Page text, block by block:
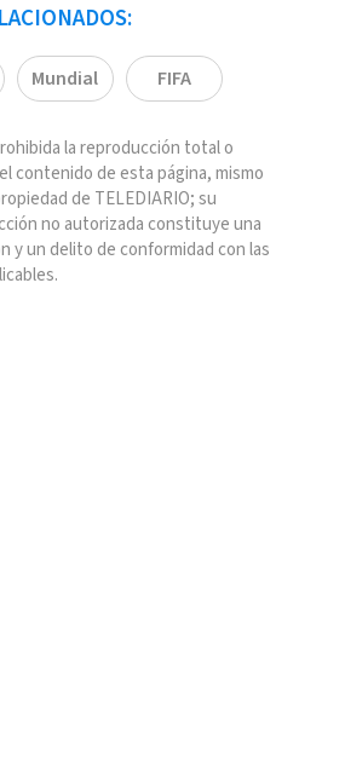
Mundial FIFA
la reproducción total o
contenido de esta página, mismo
de TELEDIARIO; su
no autorizada constituye una
y un delito de conformidad con las